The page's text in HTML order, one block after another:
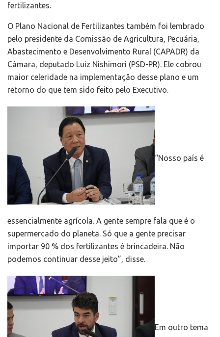
fertilizantes.
O Plano Nacional de Fertilizantes também foi lembrado
pelo presidente da Comissão de Agricultura, Pecuária,
Abastecimento e Desenvolvimento Rural (CAPADR) da
Câmara, deputado Luiz Nishimori (PSD-PR). Ele cobrou
maior celeridade na implementação desse plano e um
retorno do que tem sido feito pelo Executivo.
“Nosso país é
essencialmente agrícola. A gente sempre fala que é o
supermercado do planeta. Só que a gente precisar
importar 90 % dos fertilizantes é brincadeira. Não
podemos continuar desse jeito”, disse.
Em outro tema